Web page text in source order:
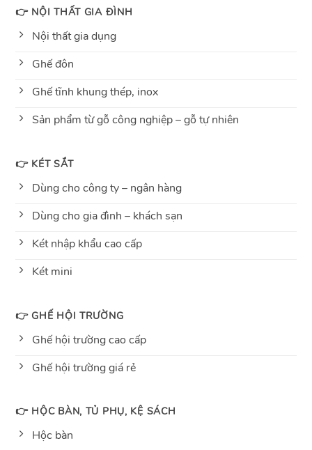
👉 NỘI THẤT GIA ĐÌNH
Nội thất gia dụng
Ghế đôn
Ghế tĩnh khung thép, inox
Sản phẩm từ gỗ công nghiệp – gỗ tự nhiên
👉 KÉT SẮT
Dùng cho công ty – ngân hàng
Dùng cho gia đình – khách sạn
Két nhập khẩu cao cấp
Két mini
👉 GHẾ HỘI TRƯỜNG
Ghế hội trường cao cấp
Ghế hội trường giá rẻ
👉 HỘC BÀN, TỦ PHỤ, KỆ SÁCH
Hộc bàn